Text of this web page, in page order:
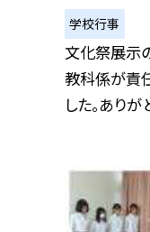
学校行事
文化祭展示
教科係が責
した。ありが